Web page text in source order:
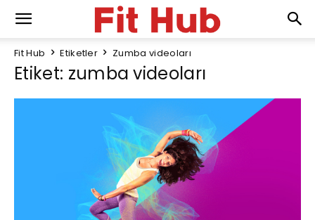
Fit Hub Etiketler Zumba videoları
Etiket: zumba videoları